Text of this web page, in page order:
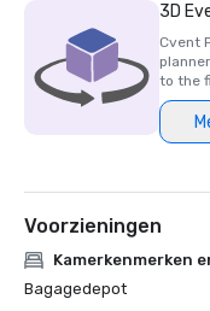
3D
Cvent
to the
Voorzieningen
Kamerkenmerken
Bagagedepot